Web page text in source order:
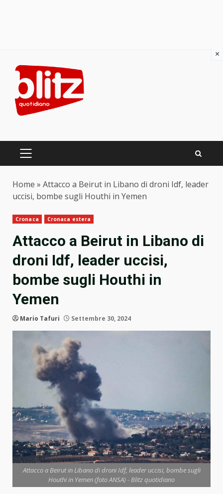
content
PRIMARY
Home » Attacco a Beirut in Libano di droni Idf, leader
uccisi, bombe sugli Houthi in Yemen
Cronaca Cronaca estera
Attacco a Beirut in Libano di
droni Idf, leader uccisi,
bombe sugli Houthi in
Yemen
Mario Tafuri Settembre 30, 2024
Attacco a Beirut in Libano di droni Idf, leader uccisi, bombe sugli
Houthi in Yemen (foto ANSA) - Blitz quotidiano
×